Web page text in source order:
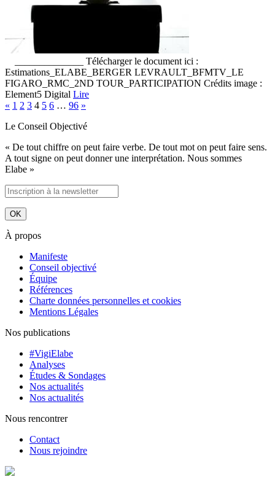
______________ Télécharger le document ici :
Estimations_ELABE_BERGER LEVRAULT_BFMTV_LE
FIGARO_RMC_2ND TOUR_PARTICIPATION Crédits image :
Element5 Digital Lire
« 1 2 3 4 5 6 … 96 »
Le Conseil Objectivé
« De tout chiffre on peut faire verbe. De tout mot on peut faire sens.
A tout signe on peut donner une interprétation. Nous sommes
Elabe »
À propos
Manifeste
Conseil objectivé
Équipe
Références
Charte données personnelles et cookies
Mentions Légales
Nos publications
#VigiElabe
Analyses
Études & Sondages
Nos actualités
Nos actualités
Nous rencontrer
Contact
Nous rejoindre